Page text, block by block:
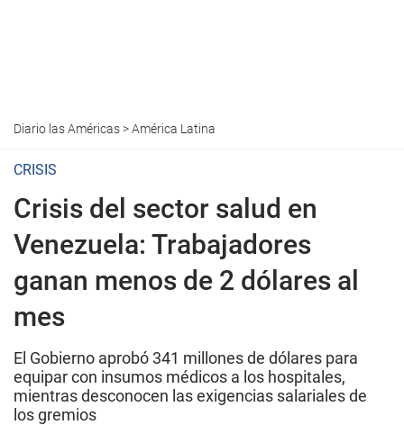
Diario las Américas>América Latina
CRISIS
Crisis del sector salud en
Venezuela: Trabajadores
ganan menos de 2 dólares al
mes
El Gobierno aprobó 341 millones de dólares para
equipar con insumos médicos a los hospitales,
mientras desconocen las exigencias salariales de
los gremios